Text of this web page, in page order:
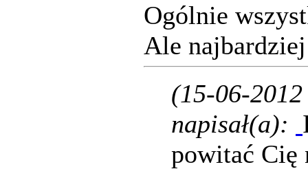
Ogólnie
Ale
(15-06-
napisał(a):
powitać